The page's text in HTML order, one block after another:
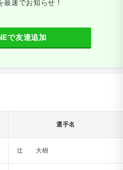
最速でお知らせ！
で友達追加
選手名
辻 大樹